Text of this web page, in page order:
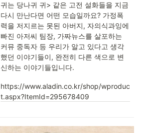
귀는 당나귀 귀> 같은 고전 설화들을 지금
다시 만난다면 어떤 모습일까요? 가정폭
력을 저지르는 못된 아버지, 자의식과잉에
빠진 아저씨 팀장, 가짜뉴스를 살포하는
커뮤 중독자 등 우리가 알고 있다고 생각
했던 이야기들이, 완전히 다른 색으로 변
신하는 이야기들입니다.
https://www.aladin.co.kr/shop/wproduc
t.aspx?ItemId=295678409